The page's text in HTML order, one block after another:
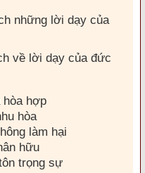
những lời dạy của
về lời dạy của đức
hòa hợp
hòa
làm hại
hữu
trọng sự